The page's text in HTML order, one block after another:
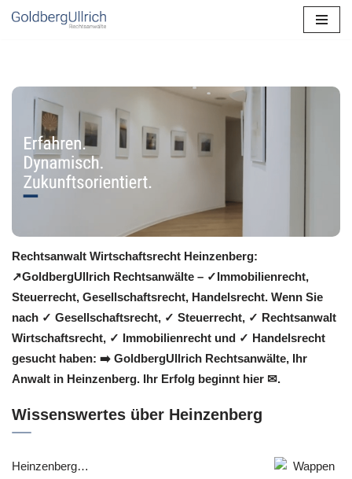
Rechtsanwalt Wirtschaftsrecht Heinzenberg:
↗️GoldbergUllrich Rechtsanwälte – ✓Immobilienrecht,
Steuerrecht, Gesellschaftsrecht, Handelsrecht. Wenn Sie
nach ✓ Gesellschaftsrecht, ✓ Steuerrecht, ✓ Rechtsanwalt
Wirtschaftsrecht, ✓ Immobilienrecht und ✓ Handelsrecht
gesucht haben: ➡️ GoldbergUllrich Rechtsanwälte, Ihr
Anwalt in Heinzenberg. Ihr Erfolg beginnt hier ✉.
Wissenswertes über Heinzenberg
Heinzenberg…